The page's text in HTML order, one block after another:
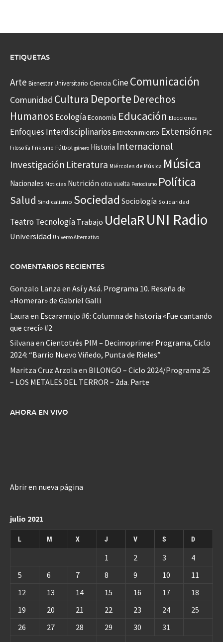
ETIQUETAS
Arte Bienestar Universitario Ciencia CineComunicación
Comunidad Cultura Deporte Derechos
Humanos EcologíaEconomía Educación Elecciones
Enfoques Interdisciplinarios Entretenimiento Extensión FIC
Filosofía Frikismo Fútbol género Historia Internacional
Investigación Literatura Miércoles de Música Música
Nacionales Noticias Nutrición otra vuelta Periodismo Política
Salud Sindicalismo Sociedad Sociología Solidaridad
Teatro Tecnología Trabajo UdelaRUNI Radio
Universidad Universo Alternativo
COMENTARIOS RECIENTES
Gonzalo Lanza en Así y Asá. Programa 10. Reseña de
«Homerar» de Gabriel Galli
Laura en Escaramujo #6: Columna de historia «Fue cantando
que crecí» #2
Silvana en Cientotrés PIM – Decimoprimer Programa, Ciclo
2024: “Barrio Nuevo Viñedo, Punta de Rieles”
Maritza Cruz Arzola en BILONGO – Ciclo 2024/Programa 25
– LOS METALES DEL TERROR – 2da. Parte
AHORA EN VIVO
Abrir en nueva página
julio 2021
L M X J V S D
1 2 3
4
5
6 7 8 9 10
11
12
13 14 15 16 17
18
19
20 21 22 23 24
25
26
27 28 29 30 31